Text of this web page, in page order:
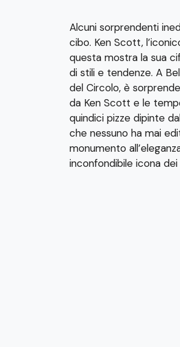
Alcuni sorprendenti
cibo. Ken Scott,
questa mostra la sua
di stili e tendenze. A
del Circolo, è
da Ken Scott e le
quindici pizze dipinte
che nessuno ha mai
monumento
inconfondibile icona dei